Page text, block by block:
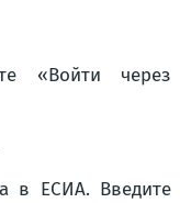
«Войти через
в ЕСИА. Введите